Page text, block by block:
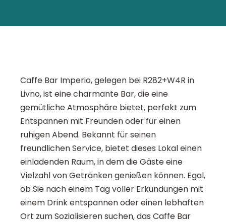
Caffe Bar Imperio, gelegen bei R282+W4R in
Livno, ist eine charmante Bar, die eine
gemütliche Atmosphäre bietet, perfekt zum
Entspannen mit Freunden oder für einen
ruhigen Abend. Bekannt für seinen
freundlichen Service, bietet dieses Lokal einen
einladenden Raum, in dem die Gäste eine
Vielzahl von Getränken genießen können. Egal,
ob Sie nach einem Tag voller Erkundungen mit
einem Drink entspannen oder einen lebhaften
Ort zum Sozialisieren suchen, das Caffe Bar